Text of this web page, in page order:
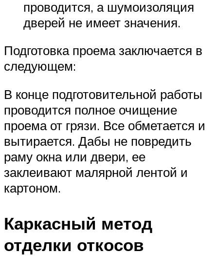
проводится, а шумоизоляция
дверей не имеет значения.
Подготовка проема заключается в
следующем:
В конце подготовительной работы
проводится полное очищение
проема от грязи. Все обметается и
вытирается. Дабы не повредить
раму окна или двери, ее
заклеивают малярной лентой и
картоном.
Каркасный метод
отделки откосов